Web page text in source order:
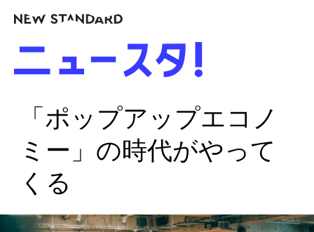
「ポップアップエコノ
ミー」の時代がやって
くる